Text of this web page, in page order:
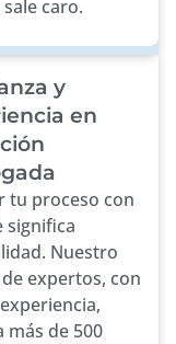
caro.
y
en
tu proceso con
significa
Nuestro
expertos, con
más de 500